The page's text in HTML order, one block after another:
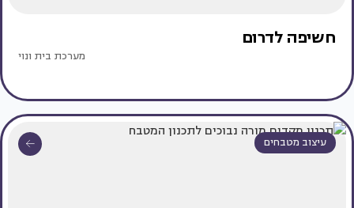
חשיפה לדרום
מערכת בית ונוי
עיצוב מטבחים